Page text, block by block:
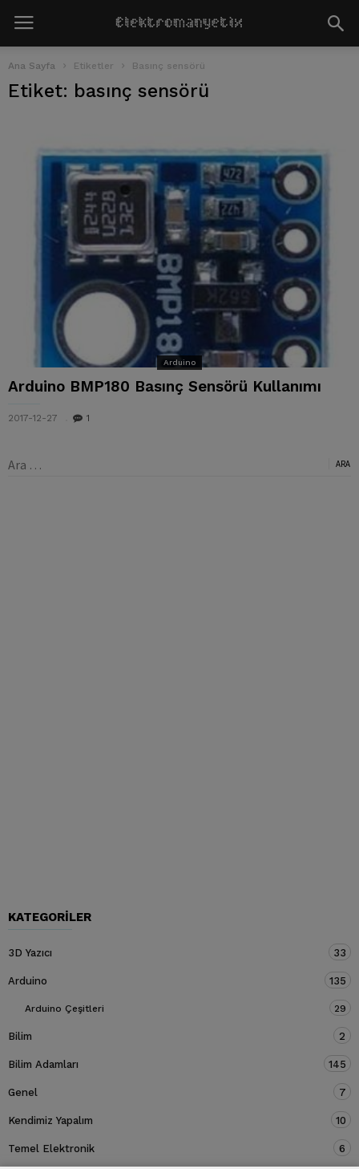
Ana Sayfa Etiketler Basınç sensörü
Etiket: basınç sensörü
Arduino
Arduino BMP180 Basınç Sensörü Kullanımı
2017-12-27 1
Arama:
KATEGORILER
3D Yazıcı 33
Arduino 135
Arduino Çeşitleri 29
Bilim 2
Bilim Adamları 145
Genel 7
Kendimiz Yapalım 10
Temel Elektronik 6